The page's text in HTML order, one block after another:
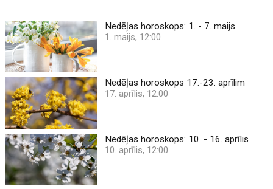
Nedēļas horoskops: 1. - 7. maijs
1. maijs, 12:00
Nedēļas horoskops 17.-23. aprīlim
17. aprīlis, 12:00
Nedēļas horoskops: 10. - 16. aprīlis
10. aprīlis, 12:00